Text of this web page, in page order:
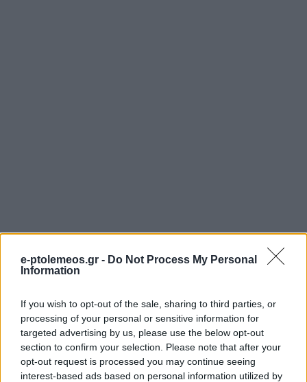
e-ptolemeos.gr - Do Not Process My Personal
Information
If you wish to opt-out of the sale, sharing to third parties, or
processing of your personal or sensitive information for
targeted advertising by us, please use the below opt-out
section to confirm your selection. Please note that after your
opt-out request is processed you may continue seeing
interest-based ads based on personal information utilized by